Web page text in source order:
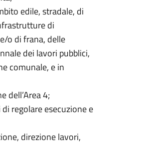
edile, stradale, di
di
o di frana, delle
dei lavori pubblici,
comunale, e in
dell’Area 4;
regolare esecuzione e
direzione lavori,